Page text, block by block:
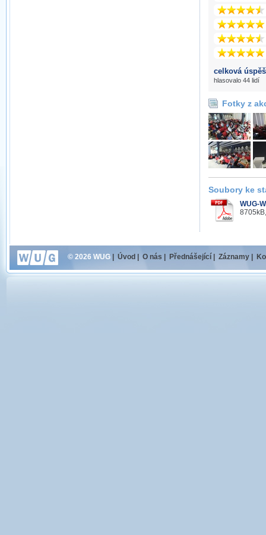
celková
hlasovalo 44 lidí
Fotky z
Soubory ke
WUG-
© 2026 WUG Úvod O nás Přednášející Záznamy